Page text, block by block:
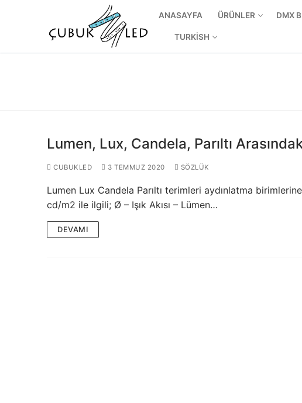
ANASAYFA ÜRÜNLER DMX
TURKISH
ANASAYFA
Lumen, Lux, Candela, Parıltı
CUBUKLED 3 TEMMUZ 2020 SÖZLÜK
Lumen Lux Candela Parıltı terimleri aydınlatma
cd/m2 ile ilgili; Ø – Işık Akısı – Lümen…
DEVAMI